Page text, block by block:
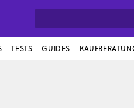
TESTS GUIDES